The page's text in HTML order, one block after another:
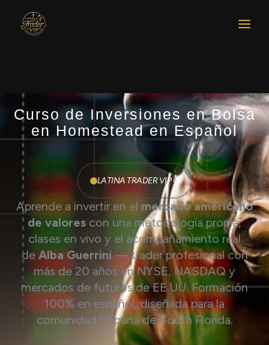
contenido
Curso de Inversiones en Bolsa
en Homestead en Español
LATINA TRADER VIP ©​
Aprende a invertir en el mercado americano
de valores con una metodología propia,
clases en vivo y el acompañamiento real
deAlba Guerrini— trader profesional con
más de 20 años en NYSE, NASDAQ y
mercados de futuros de EE.UU. Formación
100% en español, diseñada para la
comunidad hispana de South Florida.